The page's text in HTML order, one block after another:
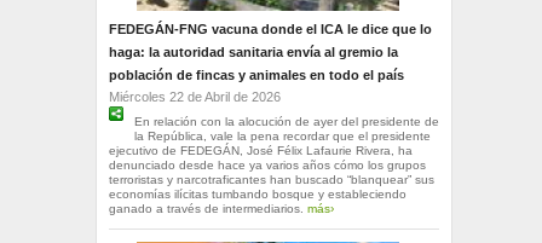
FEDEGÁN-FNG vacuna donde el ICA le dice que lo
haga: la autoridad sanitaria envía al gremio la
población de fincas y animales en todo el país
Miércoles 22 de Abril de 2026
En relación con la alocución de ayer del presidente de
la República, vale la pena recordar que el presidente
ejecutivo de FEDEGÁN, José Félix Lafaurie Rivera, ha
denunciado desde hace ya varios años cómo los grupos
terroristas y narcotraficantes han buscado “blanquear” sus
economías ilícitas tumbando bosque y estableciendo
ganado a través de intermediarios. más›